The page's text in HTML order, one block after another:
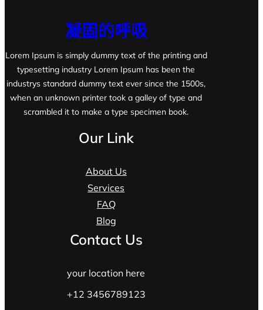
凝固的呼吸
Lorem Ipsum is simply dummy text of the printing and
typesetting industry Lorem Ipsum has been the
industrys standard dummy text ever since the 1500s,
when an unknown printer took a galley of type and
scrambled it to make a type specimen book.
Our Link
About Us
Services
FAQ
Blog
Contact Us
your location here
+12 3456789123